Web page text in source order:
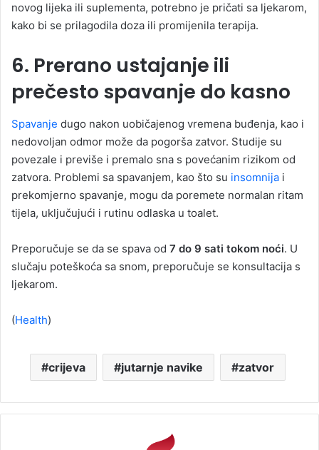
novog lijeka ili suplementa, potrebno je pričati sa ljekarom,
kako bi se prilagodila doza ili promijenila terapija.
6. Prerano ustajanje ili
prečesto spavanje do kasno
Spavanje dugo nakon uobičajenog vremena buđenja, kao i
nedovoljan odmor može da pogorša zatvor. Studije su
povezale i previše i premalo sna s povećanim rizikom od
zatvora. Problemi sa spavanjem, kao što su insomnija i
prekomjerno spavanje, mogu da poremete normalan ritam
tijela, uključujući i rutinu odlaska u toalet.
Preporučuje se da se spava od 7 do 9 sati tokom noći. U
slučaju poteškoća sa snom, preporučuje se konsultacija s
ljekarom.
(Health)
crijeva jutarnje navike zatvor